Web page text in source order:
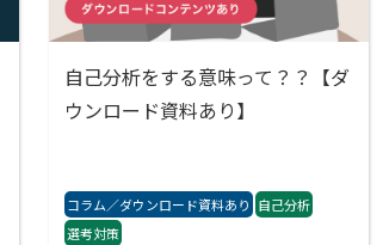
自己分析をする意味って？？【ダ
ウンロード資料あり】
コラム／ダウンロード資料あり 自己分析
選考対策